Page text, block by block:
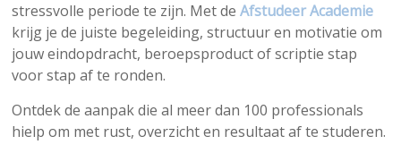
stressvolle periode te zijn. Met deAfstudeer Academie
krijg je de juiste begeleiding, structuur en motivatie om
jouw eindopdracht, beroepsproduct of scriptie stap
voor stap af te ronden.
Ontdek de aanpak die al meer dan 100 professionals
hielp om met rust, overzicht en resultaat af te studeren.